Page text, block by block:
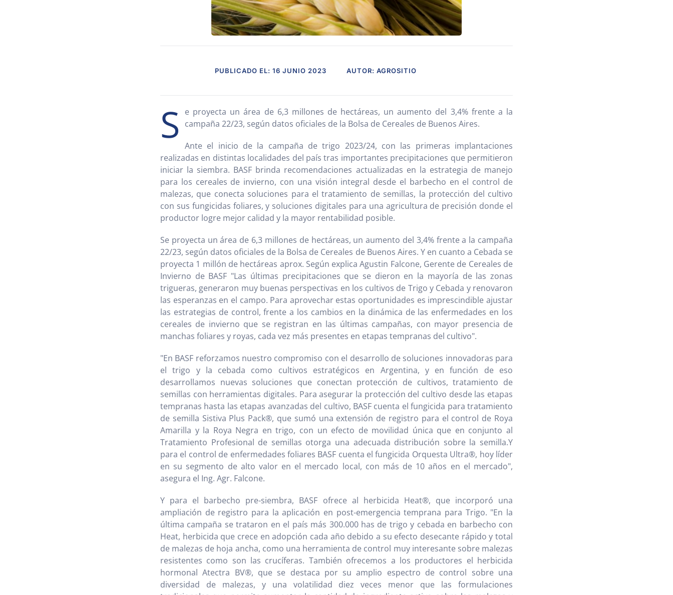
PUBLICADO EL: 16 JUNIO 2023 AUTOR: AGROSITIO
S
e proyecta un área de 6,3 millones de hectáreas, un aumento del 3,4% frente a la
campaña 22/23, según datos oficiales de la Bolsa de Cereales de Buenos Aires.
Ante el inicio de la campaña de trigo 2023/24, con las primeras implantaciones
realizadas en distintas localidades del país tras importantes precipitaciones que permitieron
iniciar la siembra. BASF brinda recomendaciones actualizadas en la estrategia de manejo
para los cereales de invierno, con una visión integral desde el barbecho en el control de
malezas, que conecta soluciones para el tratamiento de semillas, la protección del cultivo
con sus fungicidas foliares, y soluciones digitales para una agricultura de precisión donde el
productor logre mejor calidad y la mayor rentabilidad posible.
Se proyecta un área de 6,3 millones de hectáreas, un aumento del 3,4% frente a la campaña
22/23, según datos oficiales de la Bolsa de Cereales de Buenos Aires. Y en cuanto a Cebada se
proyecta 1 millón de hectáreas aprox. Según explica Agustin Falcone, Gerente de Cereales de
Invierno de BASF "Las últimas precipitaciones que se dieron en la mayoría de las zonas
trigueras, generaron muy buenas perspectivas en los cultivos de Trigo y Cebada y renovaron
las esperanzas en el campo. Para aprovechar estas oportunidades es imprescindible ajustar
las estrategias de control, frente a los cambios en la dinámica de las enfermedades en los
cereales de invierno que se registran en las últimas campañas, con mayor presencia de
manchas foliares y royas, cada vez más presentes en etapas tempranas del cultivo".
"En BASF reforzamos nuestro compromiso con el desarrollo de soluciones innovadoras para
el trigo y la cebada como cultivos estratégicos en Argentina, y en función de eso
desarrollamos nuevas soluciones que conectan protección de cultivos, tratamiento de
semillas con herramientas digitales. Para asegurar la protección del cultivo desde las etapas
tempranas hasta las etapas avanzadas del cultivo, BASF cuenta el fungicida para tratamiento
de semilla Sistiva Plus Pack®, que sumó una extensión de registro para el control de Roya
Amarilla y la Roya Negra en trigo, con un efecto de movilidad única que en conjunto al
Tratamiento Profesional de semillas otorga una adecuada distribución sobre la semilla.Y
para el control de enfermedades foliares BASF cuenta el fungicida Orquesta Ultra®, hoy líder
en su segmento de alto valor en el mercado local, con más de 10 años en el mercado",
asegura el Ing. Agr. Falcone.
Y para el barbecho pre-siembra, BASF ofrece al herbicida Heat®, que incorporó una
ampliación de registro para la aplicación en post-emergencia temprana para Trigo. "En la
última campaña se trataron en el país más 300.000 has de trigo y cebada en barbecho con
Heat, herbicida que crece en adopción cada año debido a su efecto desecante rápido y total
de malezas de hoja ancha, como una herramienta de control muy interesante sobre malezas
resistentes como son las crucíferas. También ofrecemos a los productores el herbicida
hormonal Atectra BV®, que se destaca por su amplio espectro de control sobre una
diversidad de malezas, y una volatilidad diez veces menor que las formulaciones